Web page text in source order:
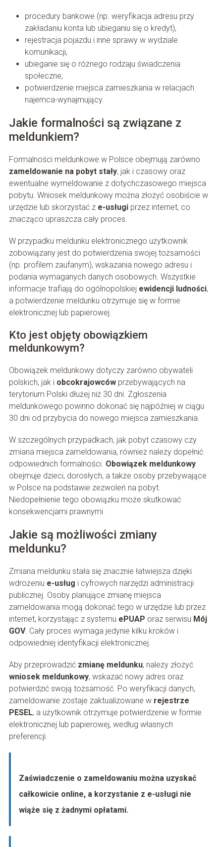
procedury bankowe (np. weryfikacja adresu przy
zakładaniu konta lub ubieganiu się o kredyt),
rejestracja pojazdu i inne sprawy w wydziale
komunikacji,
ubieganie się o różnego rodzaju świadczenia
społeczne,
potwierdzenie miejsca zamieszkania w relacjach
najemca-wynajmujący.
Jakie formalności są związane z
meldunkiem?
Formalności meldunkowe w Polsce obejmują zarówno
zameldowanie na pobyt stały, jak i czasowy oraz
ewentualne wymeldowanie z dotychczasowego miejsca
pobytu. Wniosek meldunkowy można złożyć osobiście w
urzędzie lub skorzystać z e-usługiprzez internet, co
znacząco upraszcza cały proces.
W przypadku meldunku elektronicznego użytkownik
zobowiązany jest do potwierdzenia swojej tożsamości
(np. profilem zaufanym), wskazania nowego adresu i
podania wymaganych danych osobowych. Wszystkie
informacje trafiają do ogólnopolskiej ewidencji ludności,
a potwierdzenie meldunku otrzymuje się w formie
elektronicznej lub papierowej.
Kto jest objęty obowiązkiem
meldunkowym?
Obowiązek meldunkowy dotyczy zarówno obywateli
polskich, jak i obcokrajowcówprzebywających na
terytorium Polski dłużej niż 30 dni. Zgłoszenia
meldunkowego powinno dokonać się najpóźniej w ciągu
30 dni od przybycia do nowego miejsca zamieszkania.
W szczególnych przypadkach, jak pobyt czasowy czy
zmiana miejsca zameldowania, również należy dopełnić
odpowiednich formalności. Obowiązek meldunkowy
obejmuje dzieci, dorosłych, a także osoby przebywające
w Polsce na podstawie zezwoleń na pobyt.
Niedopełnienie tego obowiązku może skutkować
konsekwencjami prawnymi.
Jakie są możliwości zmiany
meldunku?
Zmiana meldunku stała się znacznie łatwiejsza dzięki
wdrożeniu e-usług i cyfrowych narzędzi administracji
publicznej. Osoby planujące zmianę miejsca
zameldowania mogą dokonać tego w urzędzie lub przez
internet, korzystając z systemu ePUAP oraz serwisu Mój
GOV. Cały proces wymaga jedynie kilku kroków i
odpowiedniej identyfikacji elektronicznej.
Aby przeprowadzić zmianę meldunku, należy złożyć
wniosek meldunkowy, wskazać nowy adres oraz
potwierdzić swoją tożsamość. Po weryfikacji danych,
zameldowanie zostaje zaktualizowane w rejestrze
PESEL, a użytkownik otrzymuje potwierdzenie w formie
elektronicznej lub papierowej, według własnych
preferencji.
Zaświadczenie o zameldowaniu można uzyskać
całkowicie online, a korzystanie z e-usługi nie
wiąże się z żadnymi opłatami.